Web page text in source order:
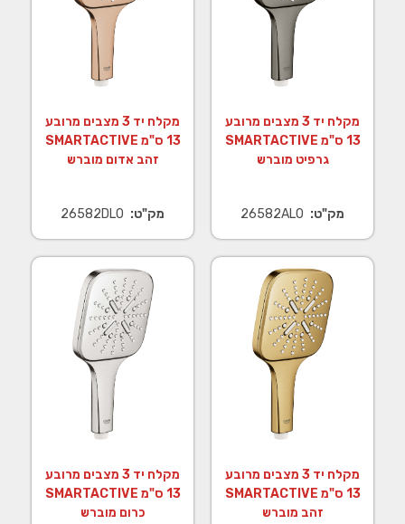
מקלח יד 3 מצבים מרובע
13 ס"מ SMARTACTIVE
גרפיט מוברש
מק"ט: 26582AL0
מקלח יד 3 מצבים מרובע
13 ס"מ SMARTACTIVE
זהב אדום מוברש
מק"ט: 26582DL0
מקלח יד 3 מצבים מרובע
13 ס"מ SMARTACTIVE
זהב מוברש
מקלח יד 3 מצבים מרובע
13 ס"מ SMARTACTIVE
כרום מוברש